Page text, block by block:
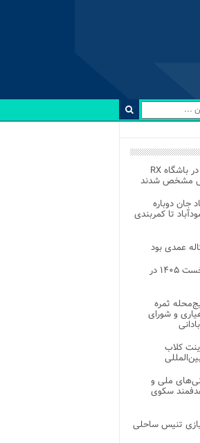
رقابت نفسگیر ۲۰ ورزشکار حرفه ای در باشگاه RX
مشخص شدند
جان دوباره
تا کمربندی
رویدادهای شاخص هنری در نیمه نخست ۱۴۰۵ در
ثمره
و شورای
کلاب
ملی و
سکوی
تیم در مسابقات ۲۰۰ امتیازی تنیس ساحلی